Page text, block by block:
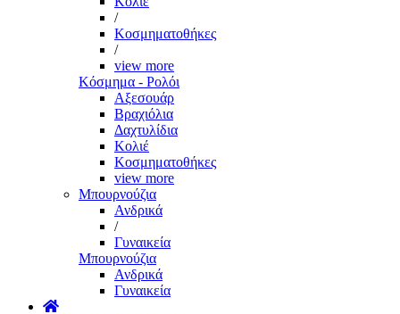
/
Κοσμηματοθήκες
/
view more
Κόσμημα - Ρολόι
Αξεσουάρ
Βραχιόλια
Δαχτυλίδια
Κολιέ
Κοσμηματοθήκες
view more
Μπουρνούζια
Ανδρικά
/
Γυναικεία
Μπουρνούζια
Ανδρικά
Γυναικεία